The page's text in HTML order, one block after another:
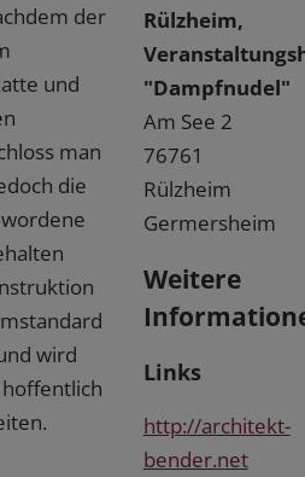
der
und
man
die
wird
Rülzheim,
"Dampfnudel"
Am See 2
76761
Rülzheim
Germersheim
Weitere
Links
http://architekt-
bender.net